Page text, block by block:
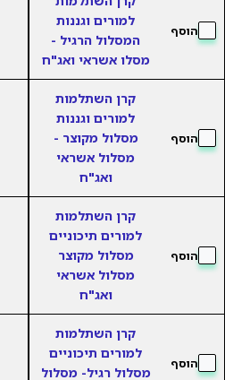
הוסף
למורים וגננות
המסלול הרגיל -
מסלו אשראי ואג"ח
הוסף
קרן השתלמות
למורים וגננות
מסלול מקוצר -
מסלול אשראי
ואג"ח
הוסף
קרן השתלמות
למורים תיכוניים
מסלול מקוצר
מסלול אשראי
ואג"ח
הוסף
קרן השתלמות
למורים תיכוניים
מסלול רגיל- מסלול